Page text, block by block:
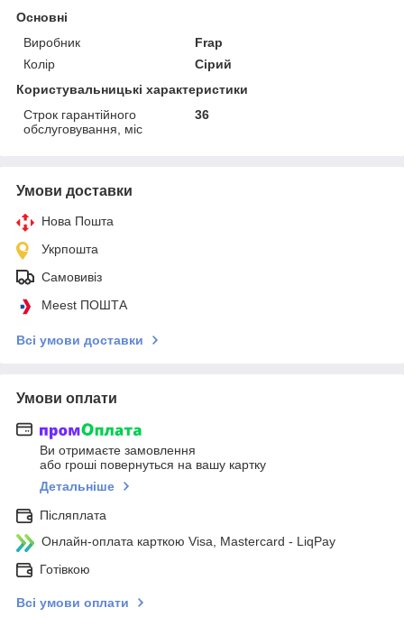
Основні
Виробник
Frap
Колір
Сірий
Користувальницькі характеристики
Строк гарантійного
обслуговування, міс
36
Умови доставки
Нова Пошта
Укрпошта
Самовивіз
Meest ПОШТА
Всі умови доставки
Умови оплати
Ви отримаєте замовлення
або гроші повернуться на вашу картку
Детальніше
Післяплата
Онлайн-оплата карткою Visa, Mastercard - LiqPay
Готівкою
Всі умови оплати